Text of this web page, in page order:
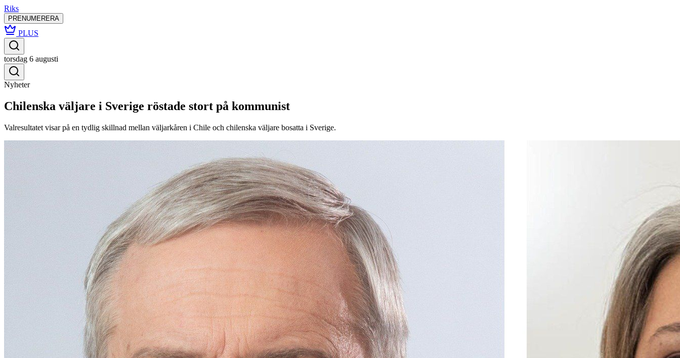
Riks
PRENUMERERA
PLUS
torsdag 6 augusti
Nyheter
Chilenska väljare i Sverige röstade stort på kommunist
Valresultatet visar på en tydlig skillnad mellan väljarkåren i Chile och chilenska väljare bosatta i Sverige.